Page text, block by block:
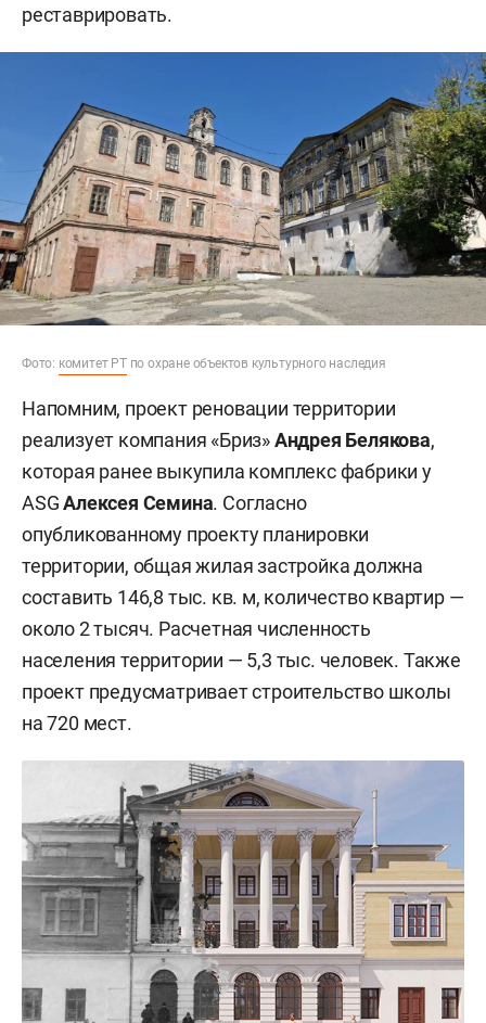
реставрировать.
Фото: комитет РТпо охране объектов культурного наследия
Напомним, проект реновации территории
реализует компания «Бриз»Андрея Белякова,
которая ранее выкупила комплекс фабрики у
ASGАлексея Семина. Согласно
опубликованному проекту планировки
территории, общая жилая застройка должна
составить 146,8 тыс. кв. м, количество квартир —
около 2 тысяч. Расчетная численность
населения территории — 5,3 тыс. человек. Также
проект предусматривает строительство школы
на 720 мест.